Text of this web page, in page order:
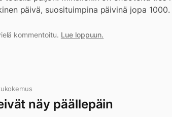
päivä, suosituimpina päivinä jopa 1000.
kommentoitu. Lue loppuun.
näy päällepäin